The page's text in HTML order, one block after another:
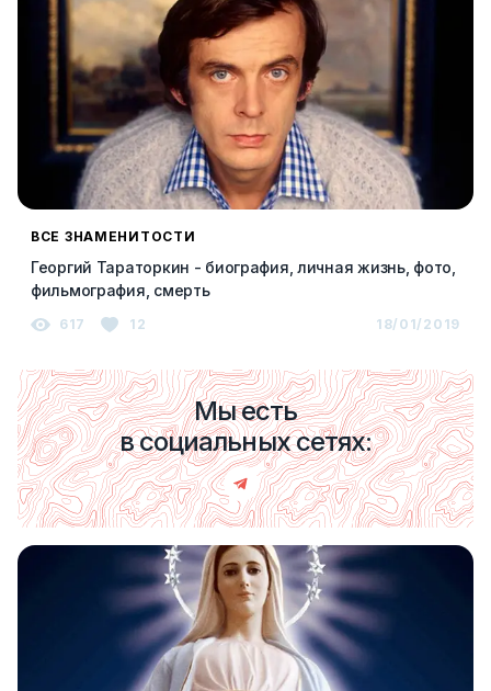
ВСЕ ЗНАМЕНИТОСТИ
Георгий Тараторкин - биография, личная жизнь, фото,
фильмография, смерть
617 12 18/01/2019
Мы есть
в социальных сетях: